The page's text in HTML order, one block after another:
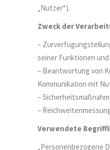
„Nutzer“).
Zweck der
–
seiner Funktionen
– Beantwortung von
Kommunikation mit
–
–
Verwendete
„Personenbezogene